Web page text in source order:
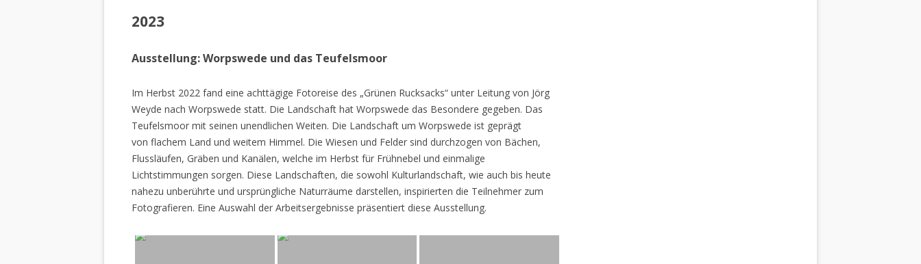
2023
Ausstellung: Worpswede und das Teufelsmoor
Im Herbst 2022 fand eine achttägige Fotoreise des „Grünen Rucksacks“ unter Leitung von Jörg
Weyde nach Worpswede statt. Die Landschaft hat Worpswede das Besondere gegeben. Das
Teufelsmoor mit seinen unendlichen Weiten. Die Landschaft um Worpswede ist geprägt
von flachem Land und weitem Himmel. Die Wiesen und Felder sind durchzogen von Bächen,
Flussläufen, Gräben und Kanälen, welche im Herbst für Frühnebel und einmalige
Lichtstimmungen sorgen. Diese Landschaften, die sowohl Kulturlandschaft, wie auch bis heute
nahezu unberührte und ursprüngliche Naturräume darstellen, inspirierten die Teilnehmer zum
Fotografieren. Eine Auswahl der Arbeitsergebnisse präsentiert diese Ausstellung.